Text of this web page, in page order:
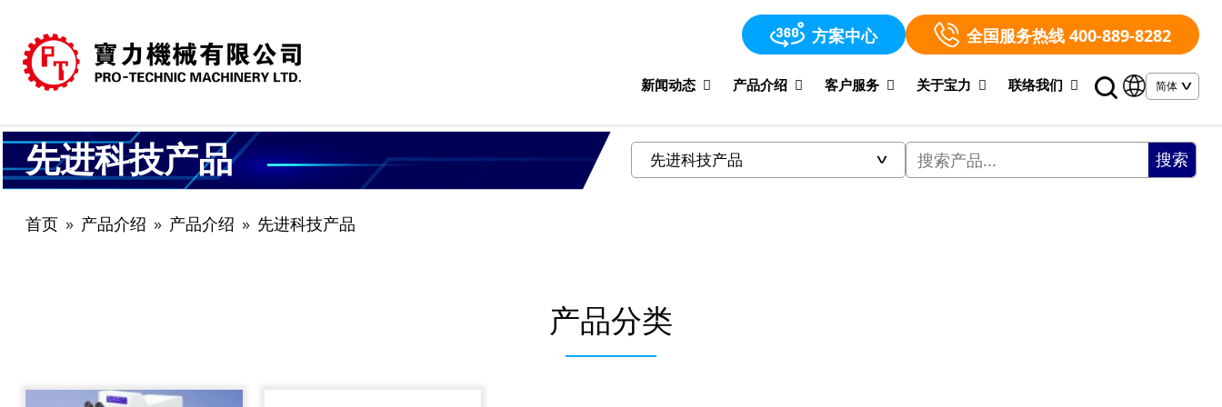
方案中心 全国服务热线 400-889-8282
新闻动态 产品介绍 客户服务 关于宝力 联络我们
先进科技产品 搜索
首页 产品介绍 产品介绍 先进科技产品
产品分类